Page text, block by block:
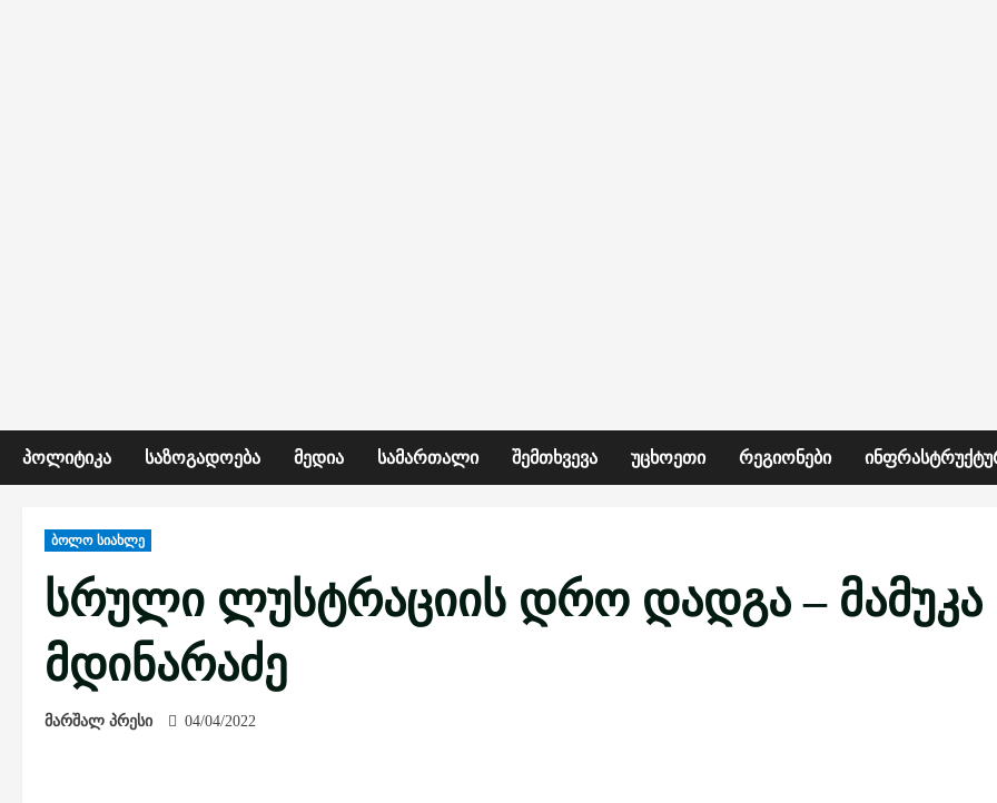
ᲞᲝᲚᲘᲢᲘᲙᲐ ᲡᲐᲖᲝᲒᲐᲓᲝᲔᲑᲐ ᲛᲔᲓᲘᲐ ᲡᲐᲛᲐᲠᲗᲐᲚᲘ ᲨᲔᲛᲗᲮᲕᲔᲕᲐ ᲣᲪᲮᲝᲔᲗᲘ ᲠᲔᲒᲘᲝᲜᲔᲑᲘ
ბოლო სიახლე
სრული ლუსტრაციის დრო დადგა – მამუკა
მდინარაძე
მარშალ პრესი 04/04/2022